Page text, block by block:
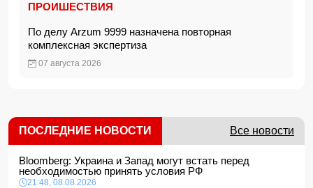
ПРОИШЕСТВИЯ
По делу Arzum 9999 назначена повторная
комплексная экспертиза
07 августа 2026
ПОСЛЕДНИЕ НОВОСТИ Все новости
Bloomberg: Украина и Запад могут встать перед
необходимостью принять условия РФ
21:48, 08.08.2026